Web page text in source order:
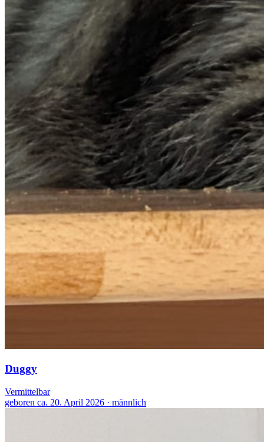
Duggy
Vermittelbar
geboren ca. 20. April 2026 · männlich